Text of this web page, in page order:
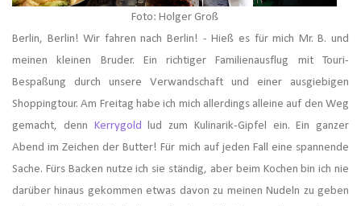
Foto: Holger Groß
Berlin, Berlin! Wir fahren nach Berlin! - Hieß es für mich Mr. B. und
meinen kleinen Bruder. Ein richtiger Familienausflug mit Touri-
Bespaßung durch unsere Verwandschaft und einer ausgiebigen
Shoppingtour. Am Freitag habe ich mich allerdings alleine auf den Weg
gemacht, denn Kerrygold lud zum Kulinarik-Gipfel ein. Ein ganzer
Abend im Zeichen der Butter! Für mich auf jeden Fall eine spannende
Sache. Fürs Backen nutze ich sie ständig, aber beim Kochen bin ich nie
darüber hinaus gekommen etwas davon zu meinen Nudeln zu geben